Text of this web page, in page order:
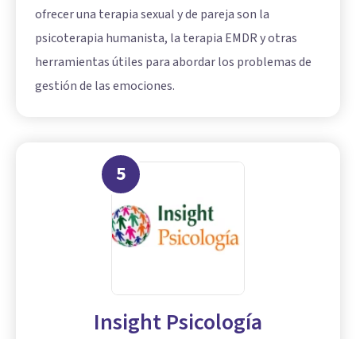
ofrecer una terapia sexual y de pareja son la
psicoterapia humanista, la terapia EMDR y otras
herramientas útiles para abordar los problemas de
gestión de las emociones.
5
Insight Psicología